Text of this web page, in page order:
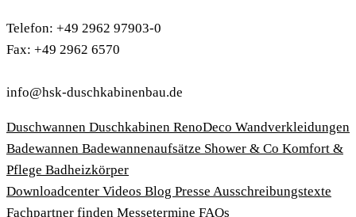
Telefon: +49 2962 97903-0
Fax: +49 2962 6570
info@hsk-duschkabinenbau.de
Duschwannen Duschkabinen RenoDeco Wandverkleidungen
Badewannen Badewannenaufsätze Shower & Co Komfort &
Pflege Badheizkörper
Download­center Videos Blog Presse Ausschreibungstexte
Fachpartner finden Messetermine FAQs